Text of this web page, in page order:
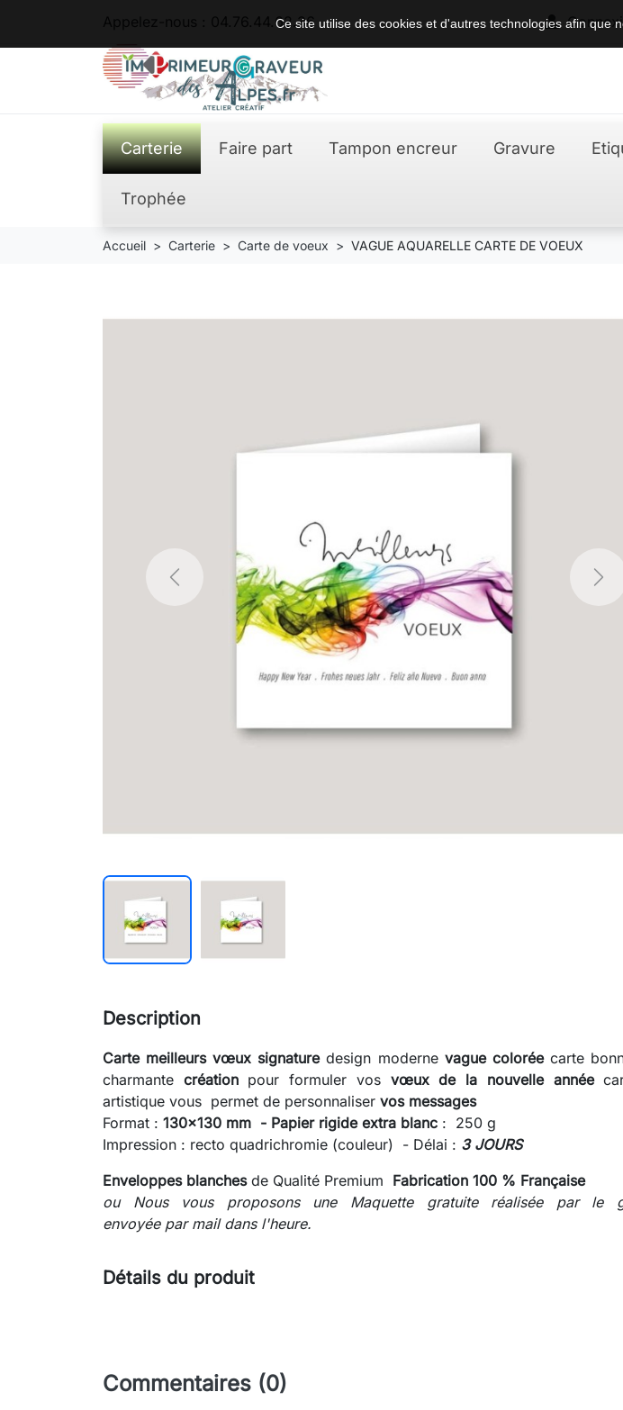
04.76.44.62.36 
Carterie Faire part Tampon encreur Gravure
Trophée
Accueil Carterie Carte de voeux VAGUE AQUARELLE CARTE DE VOEUX
Previous Next
Description
Carte meilleurs vœux signaturedesign moderne vague colorée carte
charmante créationpour formuler vos vœux de la nouvelle année
artistique vous permet de personnaliser vos messages
Format : 130x130 mm - Papier rigide extra blanc : 250 g
Impression : recto quadrichromie (couleur) - Délai : 3 JOURS
Enveloppes blanches de Qualité Premium Fabrication 100 % Française
ou Nous vous proposons une Maquette gratuite réalisée par le
envoyée par mail dans l'heure.
Détails du produit
Commentaires (0)
Ce site utilise des cookies et d'autres technologies afin que